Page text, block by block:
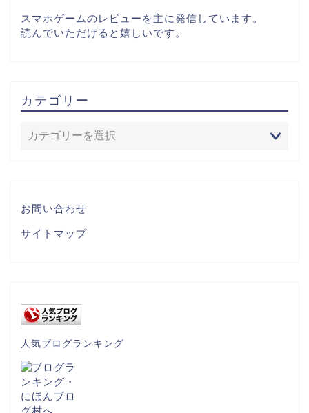
スマホゲームのレビューを主に発信しています。
読んでいただけると嬉しいです。
カテゴリー
お問い合わせ
サイトマップ
人気ブログランキング